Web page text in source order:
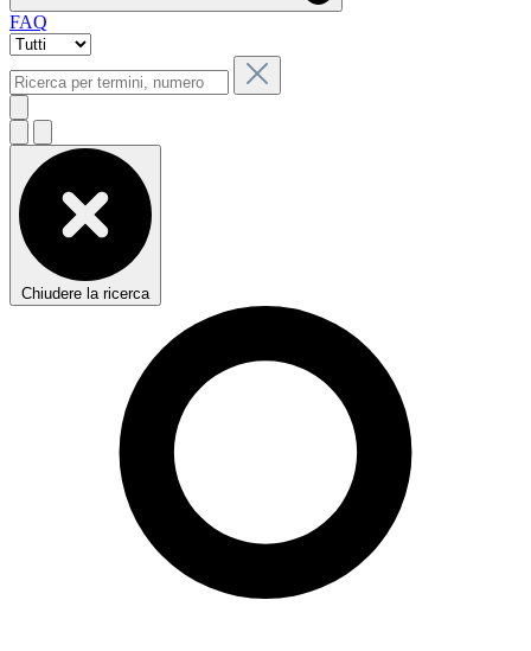
FAQ
Chiudere la ricerca